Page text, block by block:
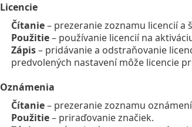
Licencie
Čítanie– prezeranie zoznamu licencií a
Použitie– používanie licencií na
Zápis– pridávanie a odstraňovanie
predvolených nastavení môže licencie
Oznámenia
Čítanie– prezeranie zoznamu
Použitie– priraďovanie značiek.